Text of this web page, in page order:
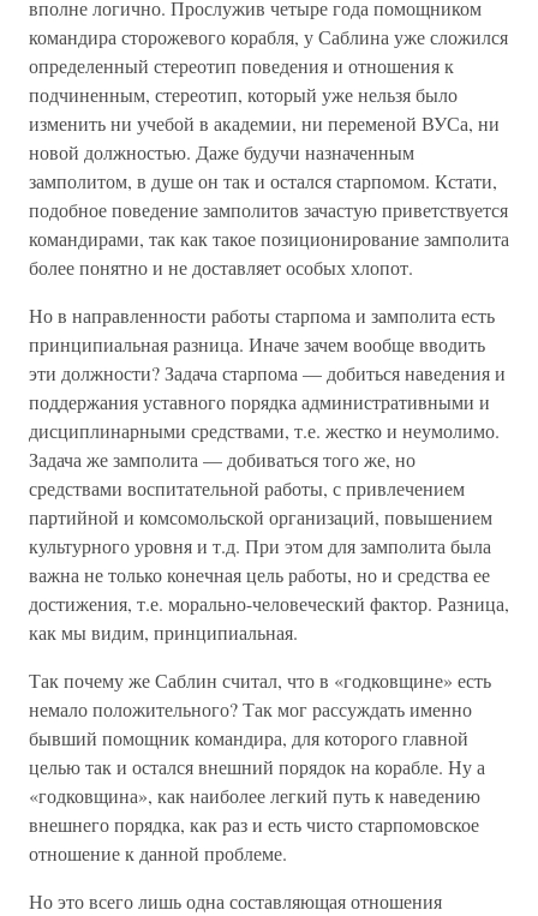
вполне логично. Прослужив четыре года помощником
командира сторожевого корабля, у Саблина уже сложился
определенный стереотип поведения и отношения к
подчиненным, стереотип, который уже нельзя было
изменить ни учебой в академии, ни переменой ВУСа, ни
новой должностью. Даже будучи назначенным
замполитом, в душе он так и остался старпомом. Кстати,
подобное поведение замполитов зачастую приветствуется
командирами, так как такое позиционирование замполита
более понятно и не доставляет особых хлопот.
Но в направленности работы старпома и замполита есть
принципиальная разница. Иначе зачем вообще вводить
эти должности? Задача старпома — добиться наведения и
поддержания уставного порядка административными и
дисциплинарными средствами, т.е. жестко и неумолимо.
Задача же замполита — добиваться того же, но
средствами воспитательной работы, с привлечением
партийной и комсомольской организаций, повышением
культурного уровня и т.д. При этом для замполита была
важна не только конечная цель работы, но и средства ее
достижения, т.е. морально-человеческий фактор. Разница,
как мы видим, принципиальная.
Так почему же Саблин считал, что в «годковщине» есть
немало положительного? Так мог рассуждать именно
бывший помощник командира, для которого главной
целью так и остался внешний порядок на корабле. Ну а
«годковщина», как наиболее легкий путь к наведению
внешнего порядка, как раз и есть чисто старпомовское
отношение к данной проблеме.
Но это всего лишь одна составляющая отношения